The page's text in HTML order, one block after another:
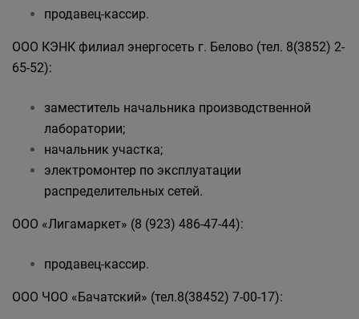
продавец-кассир.
ООО КЭНК филиал энергосеть г. Белово (тел. 8(3852) 2-
65-52):
заместитель начальника производственной
лаборатории;
начальник участка;
электромонтер по эксплуатации
распределительных сетей.
ООО «Лигамаркет» (8 (923) 486-47-44):
продавец-кассир.
ООО ЧОО «Бачатский» (тел.8(38452) 7-00-17):